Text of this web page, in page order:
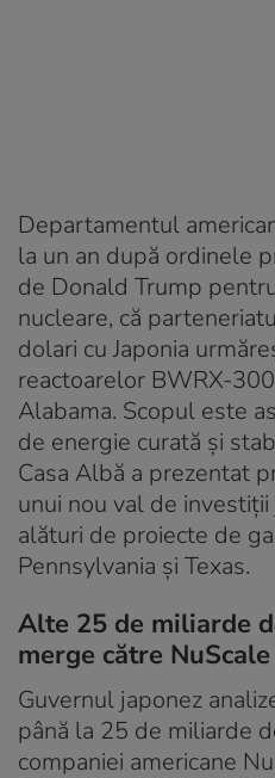
Departamentul
la un an după ordinele
de Donald Trump
nucleare, că
dolari cu Japonia
reactoarelor BWRX-
Alabama. Scopul este
de energie curată și
Casa Albă a prezentat
unui nou val de
alături de proiecte de
Pennsylvania și Texas.
Alte 25 de miliarde
merge către NuScale
Guvernul japonez
până la 25 de miliarde
companiei americane